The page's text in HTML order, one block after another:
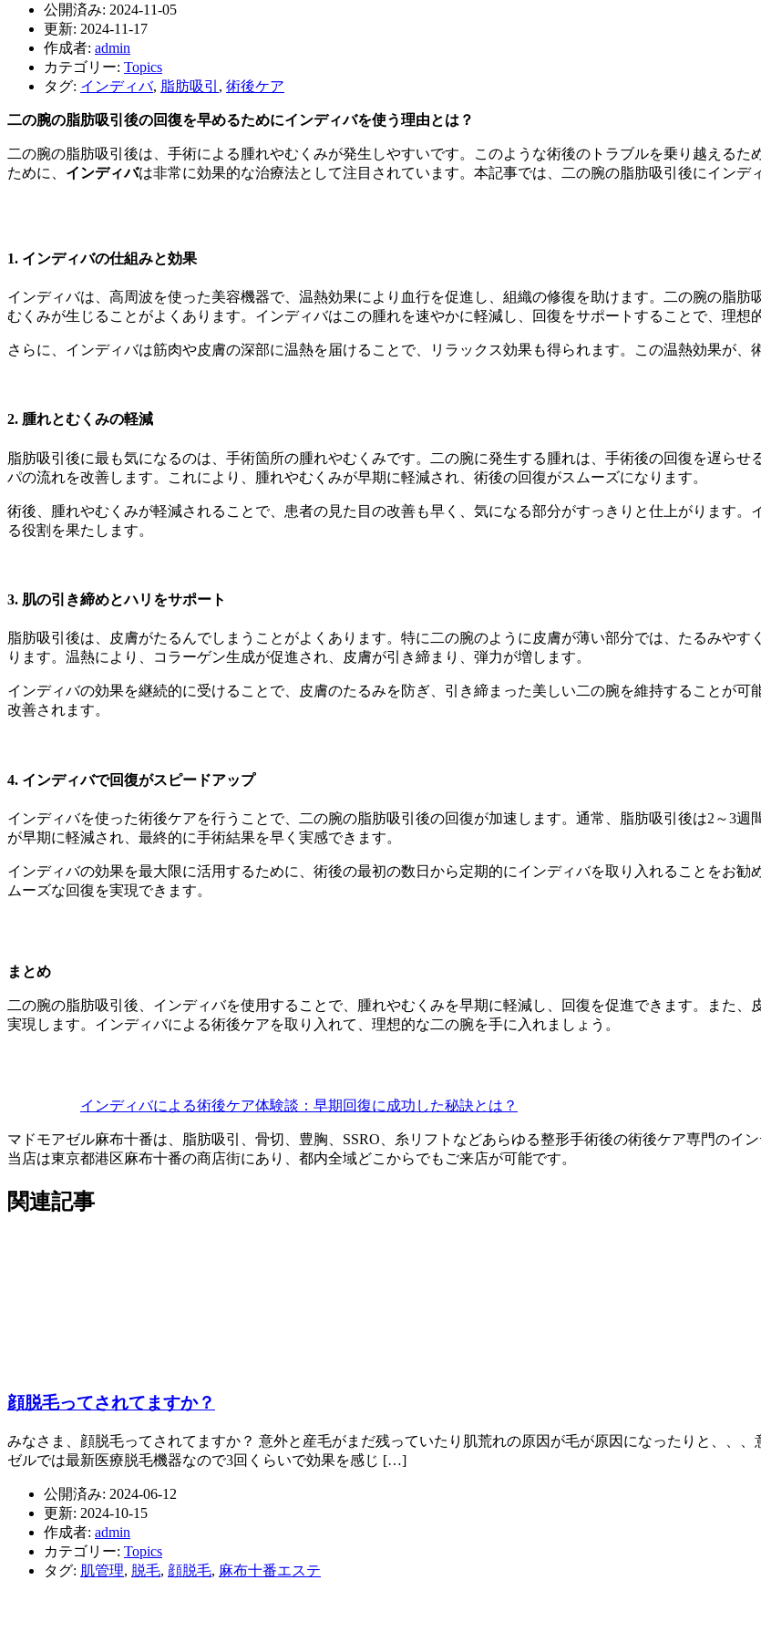
公開済み: 2024-11-05
更新: 2024-11-17
作成者: admin
カテゴリー: Topics
タグ: インディバ, 脂肪吸引 , 術後ケア
二の腕の脂肪吸引後の回復を早めるためにインディバを使う理由とは？
二の腕の脂肪吸引後は、手術による腫れやむくみが発生しやすいです。このような術後のトラブルを乗り越える
ために、 インディバは非常に効果的な治療法として注目されています。本記事では、二の腕の脂肪吸引後にインデ
1. インディバの仕組みと効果
インディバは、高周波を使った美容機器で、温熱効果により血行を促進し、組織の修復を助けます。二の腕の脂
むくみが生じることがよくあります。インディバはこの腫れを速やかに軽減し、回復をサポートすることで、理想
さらに、インディバは筋肉や皮膚の深部に温熱を届けることで、リラックス効果も得られます。この温熱効果が、
2. 腫れとむくみの軽減
脂肪吸引後に最も気になるのは、手術箇所の腫れやむくみです。二の腕に発生する腫れは、手術後の回復を遅ら
パの流れを改善します。これにより、腫れやむくみが早期に軽減され、術後の回復がスムーズになります。
術後、腫れやむくみが軽減されることで、患者の見た目の改善も早く、気になる部分がすっきりと仕上がります
る役割を果たします。
3. 肌の引き締めとハリをサポート
脂肪吸引後は、皮膚がたるんでしまうことがよくあります。特に二の腕のように皮膚が薄い部分では、たるみや
ります。温熱により、コラーゲン生成が促進され、皮膚が引き締まり、弾力が増します。
インディバの効果を継続的に受けることで、皮膚のたるみを防ぎ、引き締まった美しい二の腕を維持することが
改善されます。
4. インディバで回復がスピードアップ
インディバを使った術後ケアを行うことで、二の腕の脂肪吸引後の回復が加速します。通常、脂肪吸引後は2～3
が早期に軽減され、最終的に手術結果を早く実感できます。
インディバの効果を最大限に活用するために、術後の最初の数日から定期的にインディバを取り入れることをお
ムーズな回復を実現できます。
まとめ
二の腕の脂肪吸引後、インディバを使用することで、腫れやむくみを早期に軽減し、回復を促進できます。また
実現します。インディバによる術後ケアを取り入れて、理想的な二の腕を手に入れましょう。
インディバによる術後ケア体験談：早期回復に成功した秘訣とは？
マドモアゼル麻布十番は、脂肪吸引、骨切、豊胸、SSRO、糸リフトなどあらゆる整形手術後の術後ケア専門のイ
当店は東京都港区麻布十番の商店街にあり、都内全域どこからでもご来店が可能です。
関連記事
顔脱毛ってされてますか？
みなさま、顔脱毛ってされてますか？ 意外と産毛がまだ残っていたり肌荒れの原因が毛が原因になったりと、、
ゼルでは最新医療脱毛機器なので3回くらいで効果を感じ […]
公開済み: 2024-06-12
更新: 2024-10-15
作成者: admin
カテゴリー: Topics
タグ: 肌管理, 脱毛, 顔脱毛, 麻布十番エステ